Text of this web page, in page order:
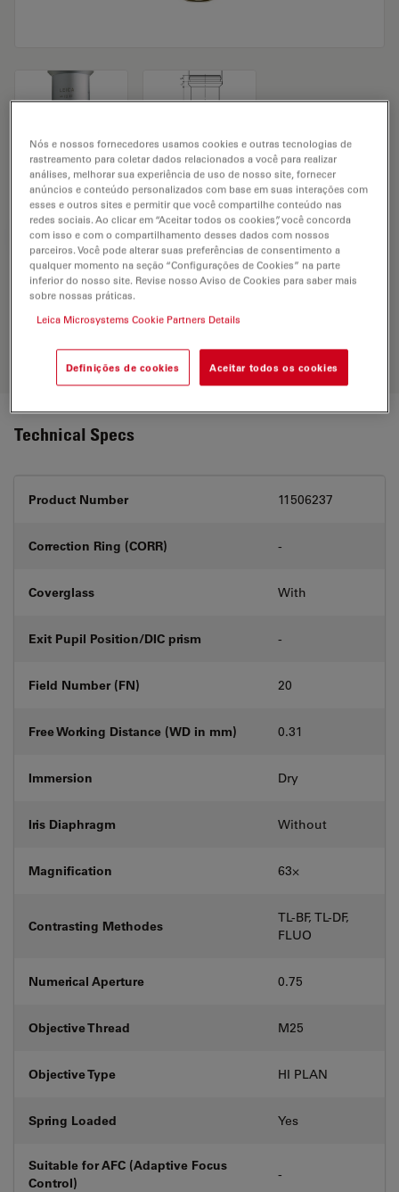
Microscope Objective HI PLAN 63x/0,75
SOLICITAÇÃO DE ORÇAMENTO
ourObjective Finder
your needs.
Technical Specs
Product Number 11506237
Correction Ring (CORR) -
Coverglass With
Exit Pupil Position/DIC prism -
Field Number (FN) 20
Free Working Distance (WD in mm) 0.31
Immersion Dry
Iris Diaphragm Without
Magnification 63⨉
Contrasting Methodes
TL-BF, TL-DF,
FLUO
Numerical Aperture 0.75
Objective Thread M25
Objective Type HI PLAN
Spring Loaded Yes
Suitable for AFC (Adaptive Focus
Control)
-
Nós e nossos fornecedores usamos cookies e outras tecnologias de
rastreamento para coletar dados relacionados a você para realizar
análises, melhorar sua experiência de uso de nosso site, fornecer
anúncios e conteúdo personalizados com base em suas interações com
esses e outros sites e permitir que você compartilhe conteúdo nas
redes sociais. Ao clicar em “Aceitar todos os cookies”, você concorda
com isso e com o compartilhamento desses dados com nossos
parceiros. Você pode alterar suas preferências de consentimento a
qualquer momento na seção “Configurações de Cookies” na parte
inferior do nosso site. Revise nosso Aviso de Cookies para saber mais
sobre nossas práticas.
Leica Microsystems Cookie Partners Details
Definições de cookies Aceitar todos os cookies